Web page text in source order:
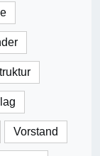
Vorstand